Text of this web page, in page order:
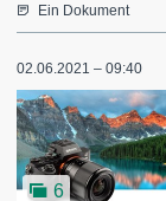
Ein Dokument
02.06.2021 – 09:40
6